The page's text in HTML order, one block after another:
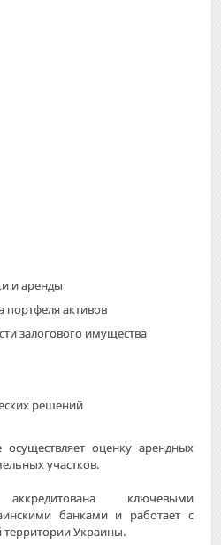
и аренды
портфеля активов
залогового имущества
решений
осуществляет оценку арендных
участков.
ключевыми
банками и работает с
территории Украины.